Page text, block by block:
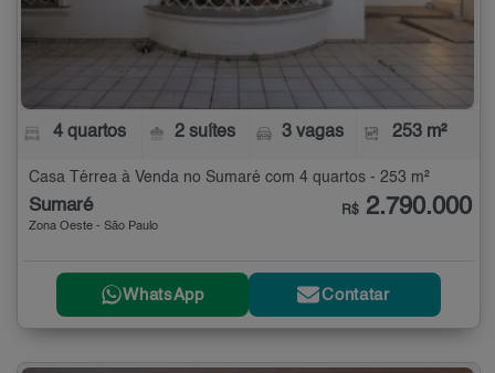
4 quartos 2 suítes 3 vagas 253 m²
Casa Térrea à Venda no Sumaré com 4 quartos - 253 m²
Sumaré
Zona Oeste - São Paulo
R$ 2.790.000
WhatsApp Contatar